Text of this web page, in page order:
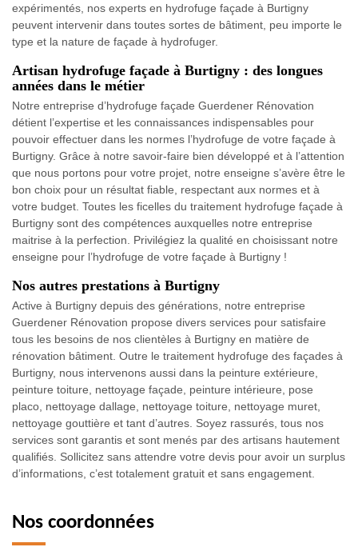
expérimentés, nos experts en hydrofuge façade à Burtigny
peuvent intervenir dans toutes sortes de bâtiment, peu importe le
type et la nature de façade à hydrofuger.
Artisan hydrofuge façade à Burtigny : des longues
années dans le métier
Notre entreprise d’hydrofuge façade Guerdener Rénovation
détient l’expertise et les connaissances indispensables pour
pouvoir effectuer dans les normes l’hydrofuge de votre façade à
Burtigny. Grâce à notre savoir-faire bien développé et à l’attention
que nous portons pour votre projet, notre enseigne s’avère être le
bon choix pour un résultat fiable, respectant aux normes et à
votre budget. Toutes les ficelles du traitement hydrofuge façade à
Burtigny sont des compétences auxquelles notre entreprise
maitrise à la perfection. Privilégiez la qualité en choisissant notre
enseigne pour l’hydrofuge de votre façade à Burtigny !
Nos autres prestations à Burtigny
Active à Burtigny depuis des générations, notre entreprise
Guerdener Rénovation propose divers services pour satisfaire
tous les besoins de nos clientèles à Burtigny en matière de
rénovation bâtiment. Outre le traitement hydrofuge des façades à
Burtigny, nous intervenons aussi dans la peinture extérieure,
peinture toiture, nettoyage façade, peinture intérieure, pose
placo, nettoyage dallage, nettoyage toiture, nettoyage muret,
nettoyage gouttière et tant d’autres. Soyez rassurés, tous nos
services sont garantis et sont menés par des artisans hautement
qualifiés. Sollicitez sans attendre votre devis pour avoir un surplus
d’informations, c’est totalement gratuit et sans engagement.
Nos coordonnées